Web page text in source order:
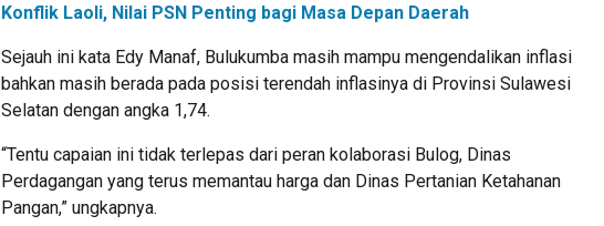
Konflik Laoli, Nilai PSN Penting bagi Masa Depan Daerah
Sejauh ini kata Edy Manaf, Bulukumba masih mampu mengendalikan inflasi
bahkan masih berada pada posisi terendah inflasinya di Provinsi Sulawesi
Selatan dengan angka 1,74.
“Tentu capaian ini tidak terlepas dari peran kolaborasi Bulog, Dinas
Perdagangan yang terus memantau harga dan Dinas Pertanian Ketahanan
Pangan,” ungkapnya.